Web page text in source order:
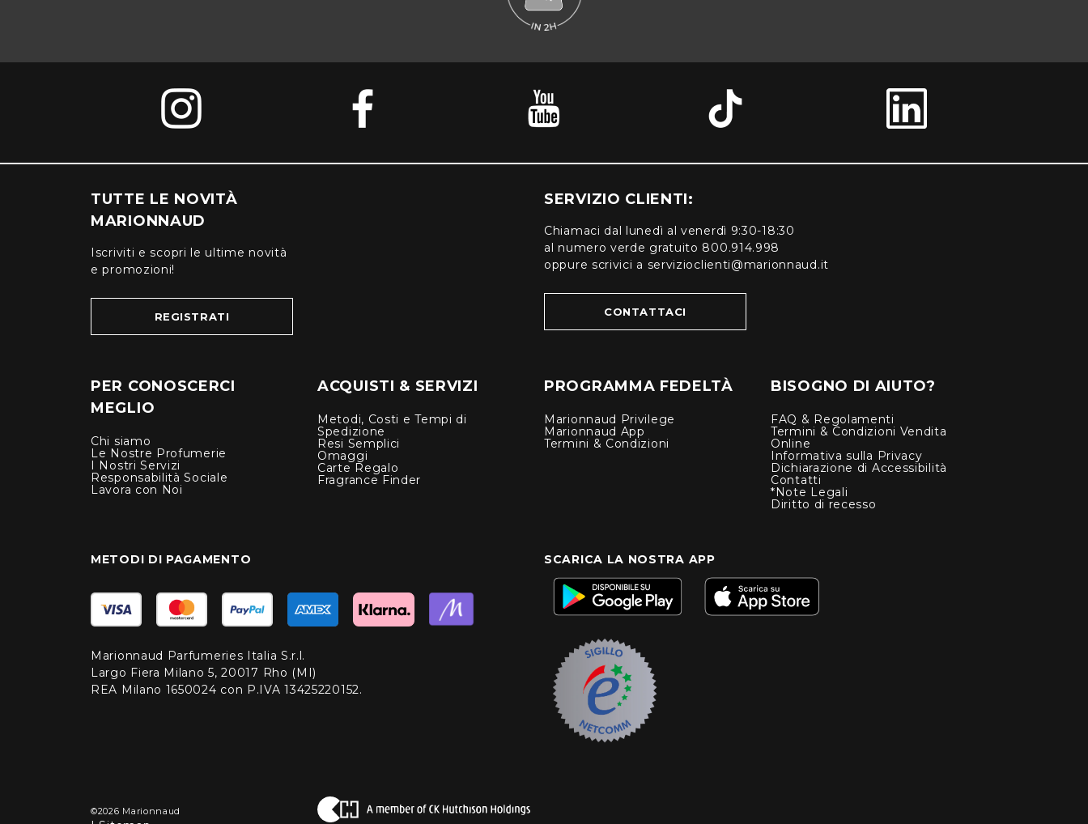
TUTTE LE NOVITÀ
MARIONNAUD
Iscriviti e scopri le ultime novità
e promozioni!
REGISTRATI
SERVIZIO CLIENTI:
Chiamaci dal lunedì al venerdì 9:30-18:30
al numero verde gratuito 800.914.998
oppure scrivici a servizioclienti@marionnaud.it
CONTATTACI
PER CONOSCERCI
MEGLIO
Chi siamo
Le Nostre Profumerie
I Nostri Servizi
Responsabilità Sociale
Lavora con Noi
ACQUISTI & SERVIZI
Metodi, Costi e Tempi di
Spedizione
Resi Semplici
Omaggi
Carte Regalo
Fragrance Finder
PROGRAMMA FEDELTÀ
Marionnaud Privilege
Marionnaud App
Termini & Condizioni
BISOGNO DI AIUTO?
FAQ & Regolamenti
Termini & Condizioni Vendita
Online
Informativa sulla Privacy
Dichiarazione di Accessibilità
Contatti
*Note Legali
Diritto di recesso
METODI DI PAGAMENTO
Marionnaud Parfumeries Italia S.r.l.
Largo Fiera Milano 5, 20017 Rho (MI)
REA Milano 1650024 con P.IVA 13425220152.
SCARICA LA NOSTRA APP
©2026 Marionnaud